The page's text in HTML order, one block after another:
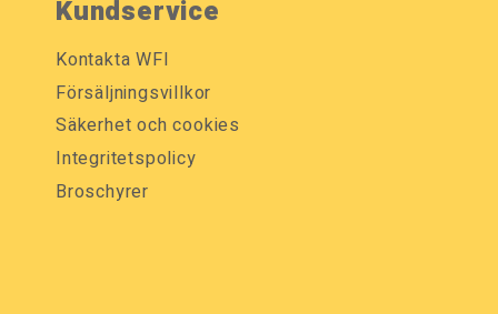
Kundservice
Kontakta WFI
Försäljningsvillkor
Säkerhet och cookies
Integritetspolicy
Broschyrer